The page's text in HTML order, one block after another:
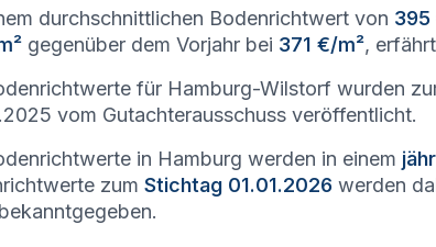
durchschnittlichen Bodenrichtwert von 395
gegenüber dem Vorjahr bei 371 €/m²,
für Hamburg-Wilstorf wurden
vom Gutachterausschuss veröffentlicht.
in Hamburg werden in einem
zum Stichtag 01.01.2026 werden